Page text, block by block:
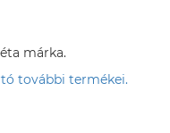
márka.
további termékei.